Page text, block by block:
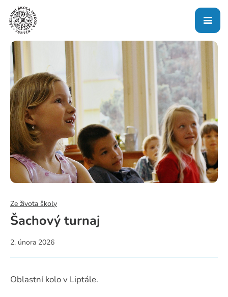
Ze života školy
Šachový turnaj
2. února 2026
Oblastní kolo v Liptále.